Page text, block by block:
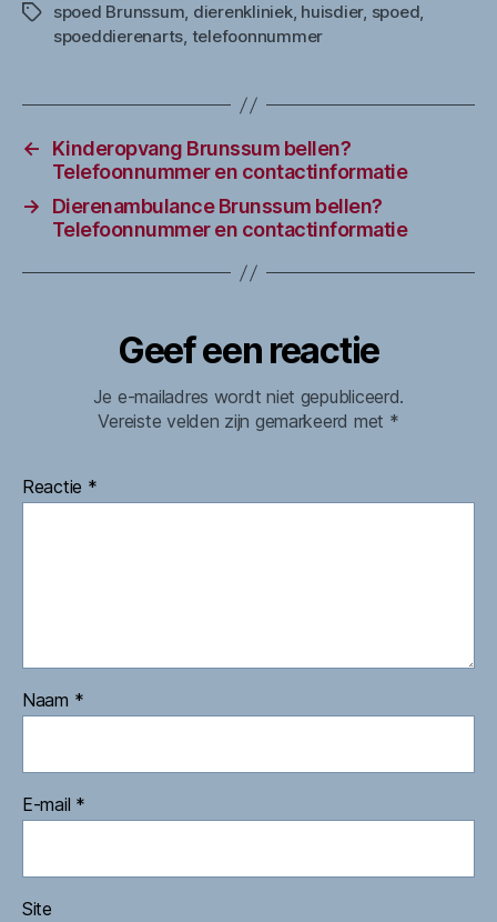
Tagsspoed Brunssum, dierenkliniek, huisdier, spoed,
spoeddierenarts, telefoonnummer
←
Kinderopvang Brunssum bellen?
Telefoonnummer en contactinformatie
→
Dierenambulance Brunssum bellen?
Telefoonnummer en contactinformatie
Geef een reactie
Je e-mailadres wordt niet gepubliceerd.
Vereiste velden zijn gemarkeerd met *
Reactie *
Naam *
E-mail *
Site